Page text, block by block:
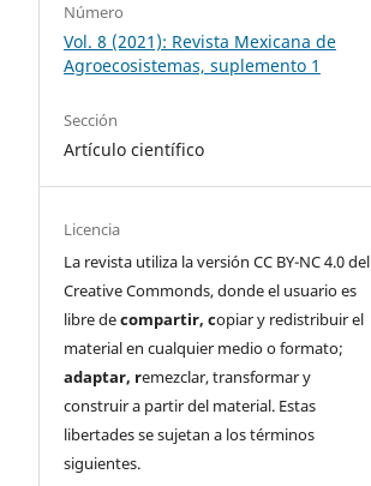
Número
Vol. 8 (2021): Revista Mexicana de
Agroecosistemas, suplemento 1
Sección
Artículo científico
Licencia
La revista utiliza la versión CC BY-NC 4.0 del
Creative Commonds, donde el usuario es
libre decompartir, copiar y redistribuir el
material en cualquier medio o formato;
adaptar, remezclar, transformar y
construir a partir del material. Estas
libertades se sujetan a los términos
siguientes.